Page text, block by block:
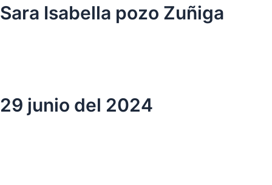
Ir
al
Sara Isabella pozo Zuñiga
29 junio del 2024